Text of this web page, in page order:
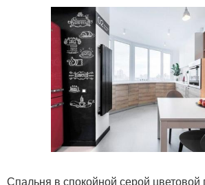
Спальня в спокойной серой